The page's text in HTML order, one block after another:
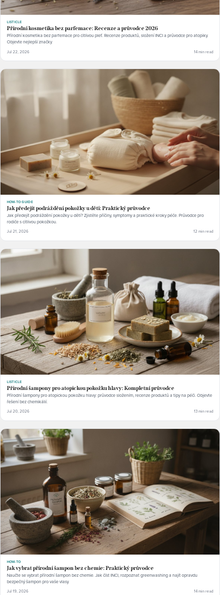
LISTICLE
Přírodní kosmetika bez parfemace: Recenze a průvodce 2026
Přírodní kosmetika bez parfemace pro citlivou pleť. Recenze produktů, složení INCI a průvodce pro atopiky.
Objevte nejlepší značky.
Jul 22, 2026 14 min read
HOW-TO GUIDE
Jak předejít podráždění pokožky u dětí: Praktický průvodce
Jak předejít podráždění pokožky u dětí? Zjistěte příčiny, symptomy a praktické kroky péče. Průvodce pro
rodiče s citlivou pokožkou.
Jul 21, 2026 12 min read
LISTICLE
Přírodní šampony pro atopickou pokožku hlavy: Kompletní průvodce
Přírodní šampony pro atopickou pokožku hlavy: průvodce složením, recenze produktů a tipy na péči. Objevte
řešení bez chemikálií.
Jul 20, 2026 13 min read
HOW-TO
Jak vybrat přírodní šampon bez chemie: Praktický průvodce
Naučte se vybrat přírodní šampon bez chemie. Jak číst INCI, rozpoznat greenwashing a najít opravdu
bezpečný šampon pro vaše vlasy.
Jul 19, 2026 14 min read